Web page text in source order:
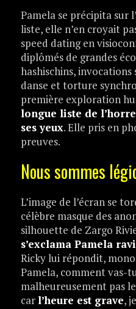
Pamela se précipita sur
liste, elle n’en croyait
speed dating en
diplômés de grandes
hashischins, invocations
danse et torture
première exploration
longue liste de
ses yeux. Elle pris en
preuves.
Nous sommes
L’image de l’écran se
célèbre masque des
silhouette de Zargo
s’exclama Pamela
Ricky lui répondit,
Pamela, comment vas-
malheureusement pas
carl’heure est grave,